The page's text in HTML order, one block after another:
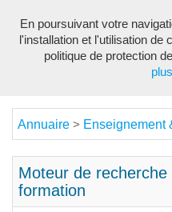
Annuaire > Enseignement
Moteur de
formation
En poursuivant votre
l'installation et l'utilisation de
politique de protection
plus